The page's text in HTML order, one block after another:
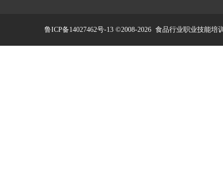
鲁ICP备14027462号-13©2008-2026 食品行业职业技能培